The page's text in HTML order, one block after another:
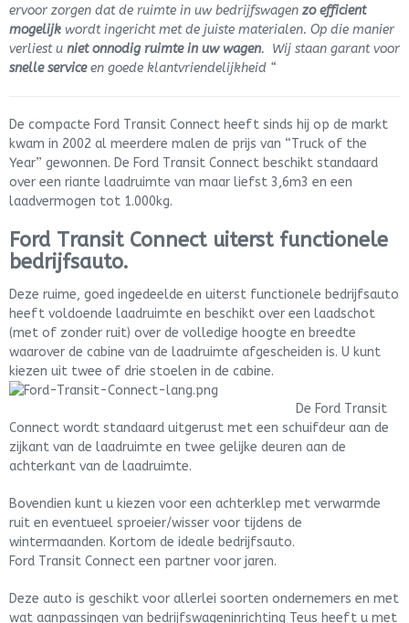
ervoor zorgen dat de ruimte in uw bedrijfswagen zo efficient
mogelijk wordt ingericht met de juiste materialen. Op die manier
verliest u niet onnodig ruimte in uw wagen. Wij staan garant voor
snelle serviceen goede klantvriendelijkheid “
De compacte Ford Transit Connect heeft sinds hij op de markt
kwam in 2002 al meerdere malen de prijs van “Truck of the
Year” gewonnen. De Ford Transit Connect beschikt standaard
over een riante laadruimte van maar liefst 3,6m3 en een
laadvermogen tot 1.000kg.
Ford Transit Connect uiterst functionele
bedrijfsauto.
Deze ruime, goed ingedeelde en uiterst functionele bedrijfsauto
heeft voldoende laadruimte en beschikt over een laadschot
(met of zonder ruit) over de volledige hoogte en breedte
waarover de cabine van de laadruimte afgescheiden is. U kunt
kiezen uit twee of drie stoelen in de cabine.
De Ford Transit
Connect wordt standaard uitgerust met een schuifdeur aan de
zijkant van de laadruimte en twee gelijke deuren aan de
achterkant van de laadruimte.
Bovendien kunt u kiezen voor een achterklep met verwarmde
ruit en eventueel sproeier/wisser voor tijdens de
wintermaanden. Kortom de ideale bedrijfsauto.
Ford Transit Connect een partner voor jaren.
Deze auto is geschikt voor allerlei soorten ondernemers en met
wat aanpassingen van bedrijfswageninrichting Teus heeft u met